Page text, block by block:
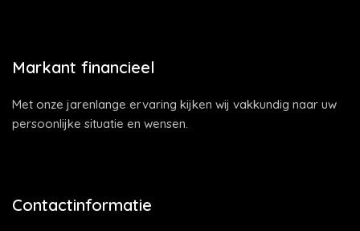
Markant financieel
Met onze jarenlange ervaring kijken wij vakkundig naar uw
persoonlijke situatie en wensen.
Contactinformatie